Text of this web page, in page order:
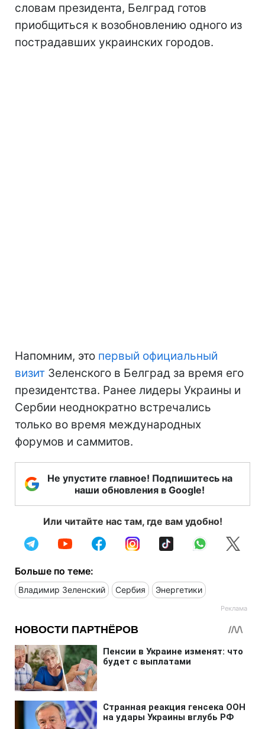
словам президента, Белград готов
приобщиться к возобновлению одного из
пострадавших украинских городов.
Напомним, это первый официальный
визит Зеленского в Белград за время его
президентства. Ранее лидеры Украины и
Сербии неоднократно встречались
только во время международных
форумов и саммитов.
Не упустите главное! Подпишитесь на
наши обновления в Google!
Или читайте нас там, где вам удобно!
Больше по теме:
Владимир Зеленский Сербия Энергетики